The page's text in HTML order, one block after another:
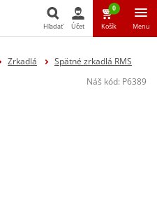
Hľadať
Hľadať Účet
0
Košík Menu
Zrkadlá
Spätné zrkadlá RMS
Náš kód: P6389